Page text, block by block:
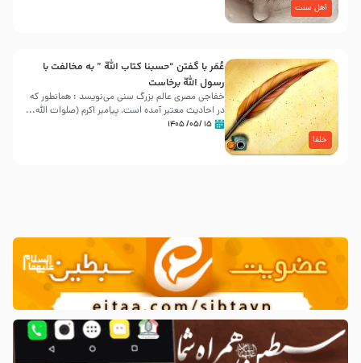
اهل سنت
خلفا
عُمَر با گفتن “حسبنا كتاب اللّه ” به مخالفت با
رسول اللّه برخاست
خفاجی مصری عالم بزرگ سنی می‌نویسد : همانطور که
در احادیث معتبر آمده است، پیامبر اکرم (صلوات اللّه...
۱۵ /۰۵/ ۱۴۰۵